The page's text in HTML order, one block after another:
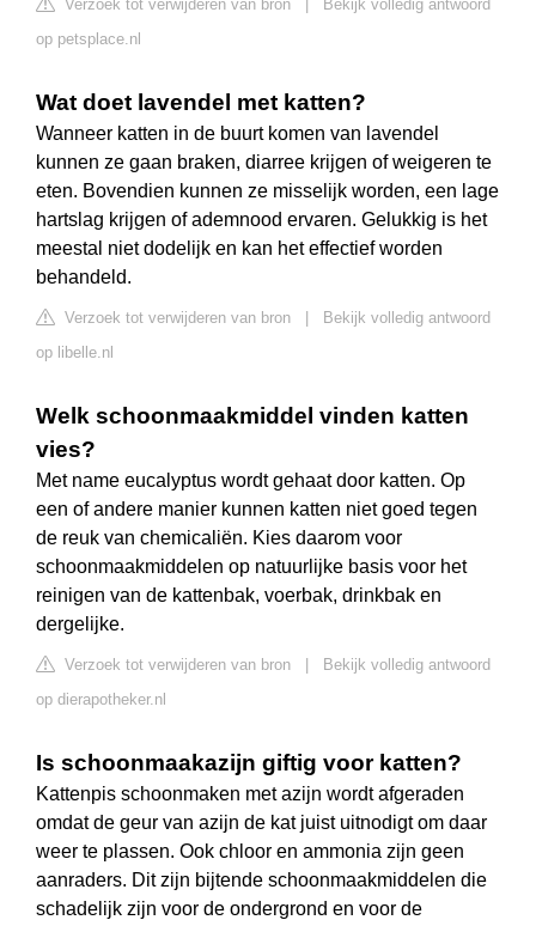
Verzoek tot verwijderen van bron
Bekijk volledig antwoord
op petsplace.nl
Wat doet lavendel met katten?
Wanneer katten in de buurt komen van lavendel
kunnen ze gaan braken, diarree krijgen of weigeren te
eten. Bovendien kunnen ze misselijk worden, een lage
hartslag krijgen of ademnood ervaren. Gelukkig is het
meestal niet dodelijk en kan het effectief worden
behandeld.
Verzoek tot verwijderen van bron
Bekijk volledig antwoord
op libelle.nl
Welk schoonmaakmiddel vinden katten
vies?
Met name eucalyptus wordt gehaat door katten. Op
een of andere manier kunnen katten niet goed tegen
de reuk van chemicaliën. Kies daarom voor
schoonmaakmiddelen op natuurlijke basis voor het
reinigen van de kattenbak, voerbak, drinkbak en
dergelijke.
Verzoek tot verwijderen van bron
Bekijk volledig antwoord
op dierapotheker.nl
Is schoonmaakazijn giftig voor katten?
Kattenpis schoonmaken met azijn wordt afgeraden
omdat de geur van azijn de kat juist uitnodigt om daar
weer te plassen. Ook chloor en ammonia zijn geen
aanraders. Dit zijn bijtende schoonmaakmiddelen die
schadelijk zijn voor de ondergrond en voor de